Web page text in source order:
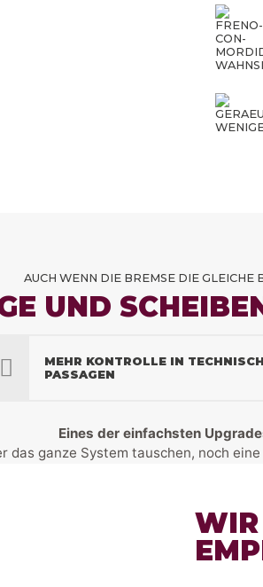
AUCH WENN DIE BREMSE DIE GLEICHE
UND
MEHR KONTROLLE IN
PASSAGEN
Eines der einfachsten
das ganze System tauschen, noch